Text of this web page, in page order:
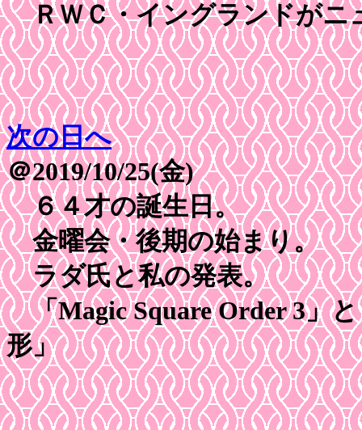
ＲＷＣ・イングランドがニ
次の日へ
＠2019/10/25(金)
６４才の誕生日。
金曜会・後期の始まり。
ラダ氏と私の発表。
「Magic Square Order 3」
形」